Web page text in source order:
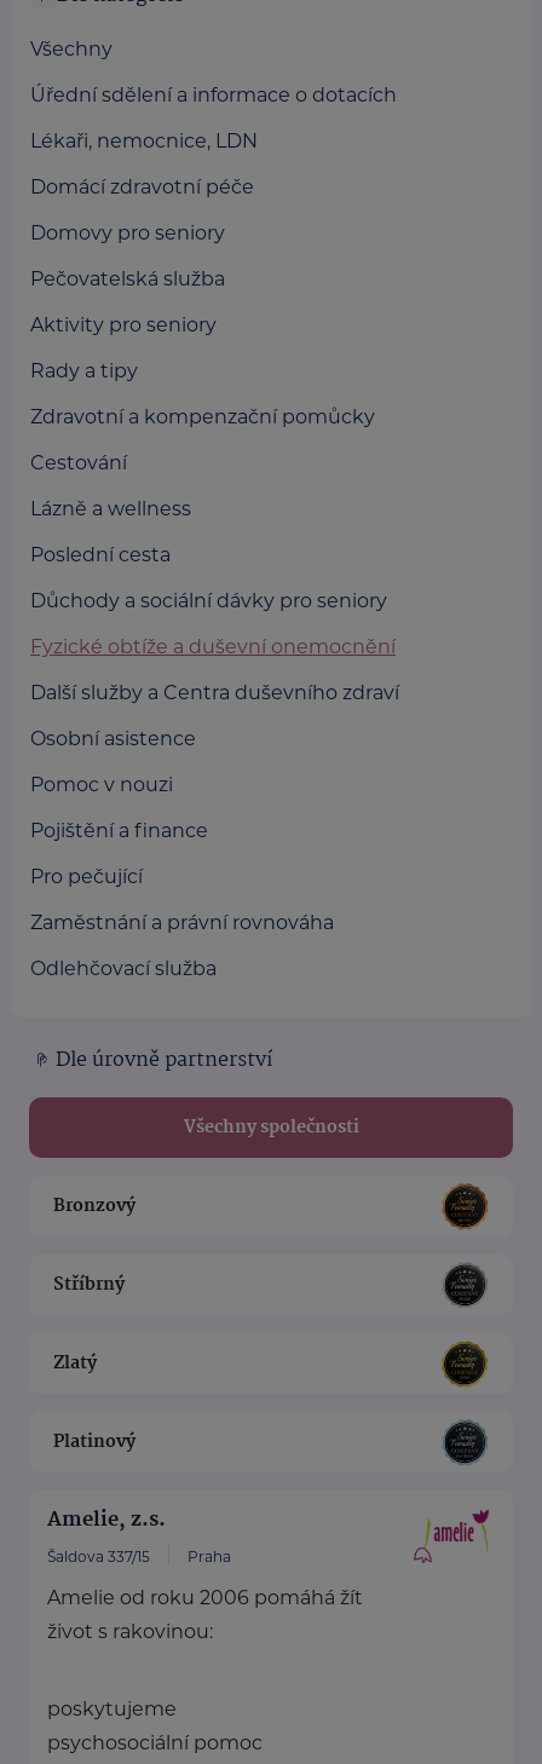
Všechny
Úřední sdělení a informace o dotacích
Lékaři, nemocnice, LDN
Domácí zdravotní péče
Domovy pro seniory
Pečovatelská služba
Aktivity pro seniory
Rady a tipy
Zdravotní a kompenzační pomůcky
Cestování
Lázně a wellness
Poslední cesta
Důchody a sociální dávky pro seniory
Fyzické obtíže a duševní onemocnění
Další služby a Centra duševního zdraví
Osobní asistence
Pomoc v nouzi
Pojištění a finance
Pro pečující
Zaměstnání a právní rovnováha
Odlehčovací služba
Dle úrovně partnerství
Všechny společnosti
Bronzový
Stříbrný
Zlatý
Platinový
Amelie, z.s.
Šaldova 337/15 Praha
Amelie od roku 2006 pomáhá žít
život s rakovinou:
poskytujeme
psychosociální pomoc